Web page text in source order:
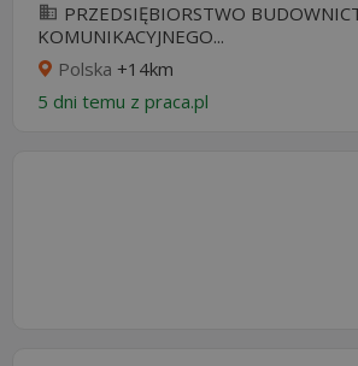
PRZEDSIĘBIORSTWO
KOMUNIKACYJNEGO...
Polska +14km
5 dni temu z praca.pl